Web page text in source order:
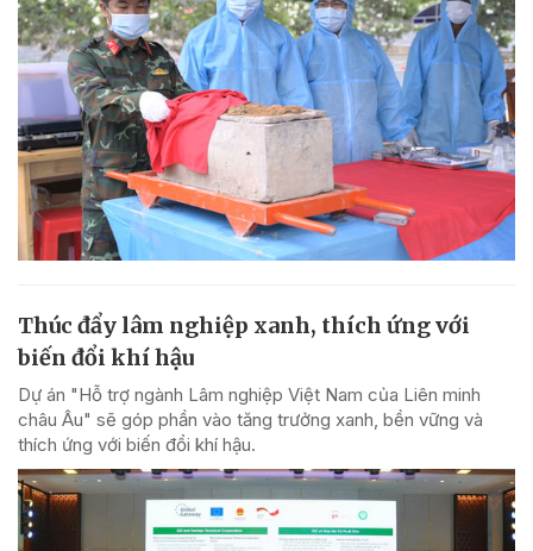
Thúc đẩy lâm nghiệp xanh, thích ứng với
biến đổi khí hậu
Dự án "Hỗ trợ ngành Lâm nghiệp Việt Nam của Liên minh
châu Âu" sẽ góp phần vào tăng trưởng xanh, bền vững và
thích ứng với biến đổi khí hậu.